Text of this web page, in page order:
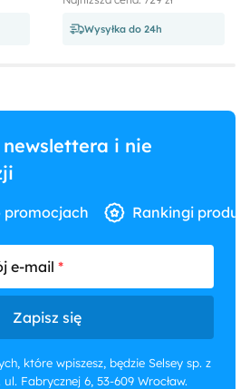
Wysyłka do 24h
i nie
Rankingi
e-mail
Zapisz się
które wpiszesz, będzie Selsey sp. z
Fabrycznej 6, 53-609 Wrocław.